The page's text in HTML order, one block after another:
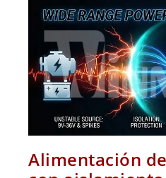
Alimentación